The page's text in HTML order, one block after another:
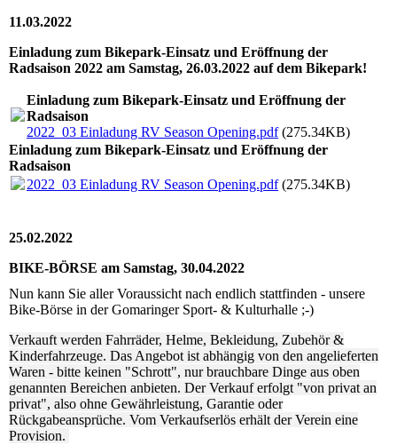
11.03.2022
Einladung zum Bikepark-Einsatz und Eröffnung der
Radsaison 2022 am Samstag, 26.03.2022 auf dem Bikepark!
Einladung zum Bikepark-Einsatz und Eröffnung der
Radsaison
2022_03 Einladung RV Season Opening.pdf(275.34KB)
Einladung zum Bikepark-Einsatz und Eröffnung der
Radsaison
2022_03 Einladung RV Season Opening.pdf(275.34KB)
25.02.2022
BIKE-BÖRSE am Samstag, 30.04.2022
Nun kann Sie aller Voraussicht nach endlich stattfinden - unsere
Bike-Börse in der Gomaringer Sport- & Kulturhalle ;-)
Verkauft werden Fahrräder, Helme, Bekleidung, Zubehör &
Kinderfahrzeuge. Das Angebot ist abhängig von den angelieferten
Waren - bitte keinen "Schrott", nur brauchbare Dinge aus oben
genannten Bereichen anbieten. Der Verkauf erfolgt "von privat an
privat", also ohne Gewährleistung, Garantie oder
Rückgabeansprüche. Vom Verkaufserlös erhält der Verein eine
Provision.